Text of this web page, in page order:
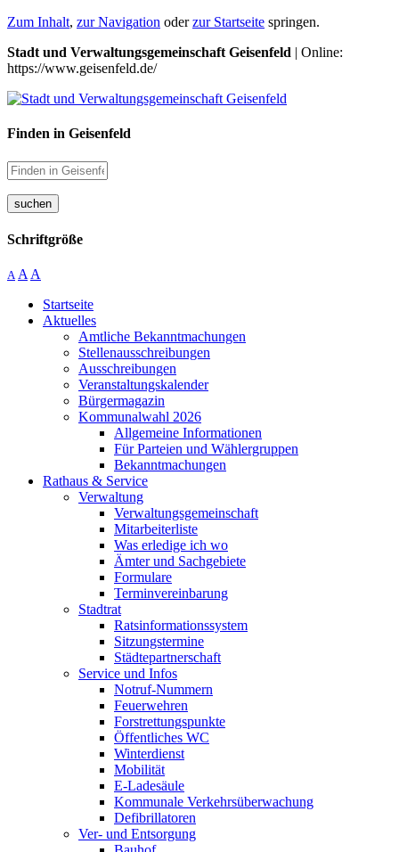
Zum Inhalt, zur Navigation oderzur Startseite springen.
Stadt und Verwaltungsgemeinschaft Geisenfeld | Online:
https://www.geisenfeld.de/
Finden in Geisenfeld
suchen
Schriftgröße
A A A
Startseite
Aktuelles
Amtliche Bekanntmachungen
Stellenausschreibungen
Ausschreibungen
Veranstaltungskalender
Bürgermagazin
Kommunalwahl 2026
Allgemeine Informationen
Für Parteien und Wählergruppen
Bekanntmachungen
Rathaus & Service
Verwaltung
Verwaltungsgemeinschaft
Mitarbeiterliste
Was erledige ich wo
Ämter und Sachgebiete
Formulare
Terminvereinbarung
Stadtrat
Ratsinformationssystem
Sitzungstermine
Städtepartnerschaft
Service und Infos
Notruf-Nummern
Feuerwehren
Forstrettungspunkte
Öffentliches WC
Winterdienst
Mobilität
E-Ladesäule
Kommunale Verkehrsüberwachung
Defibrillatoren
Ver- und Entsorgung